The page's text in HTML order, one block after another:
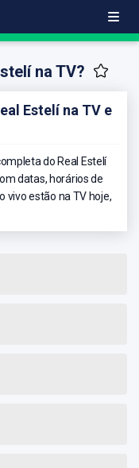
na TV?
Estelí na TV e
do Real Estelí
datas, horários de
vivo estão na TV hoje,